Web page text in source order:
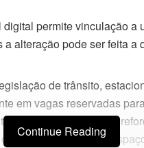
digital permite vinculação a
a alteração pode ser feita a
de trânsito,
em vagas reservadas
em multas e sanções,
uso correto desses
Continue Reading